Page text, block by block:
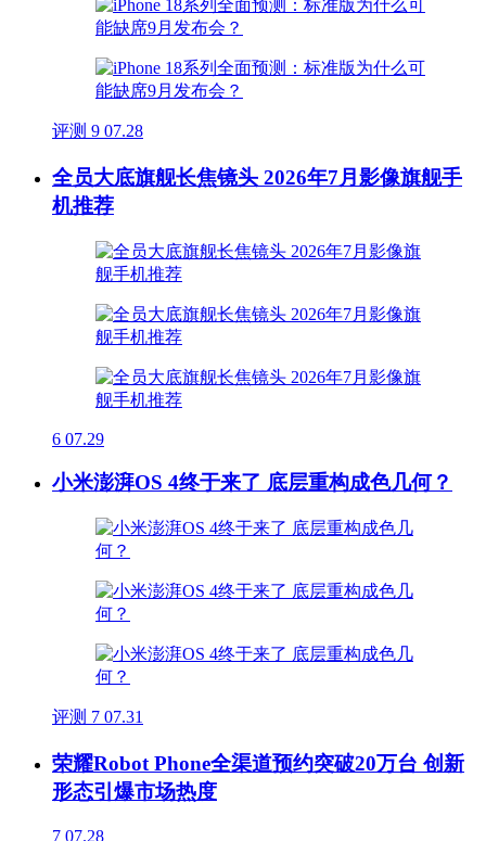
评测 9 07.28
全员大底旗舰长焦镜头 2026年7月影像旗舰手
机推荐
6 07.29
小米澎湃OS 4终于来了 底层重构成色几何？
评测 7 07.31
荣耀Robot Phone全渠道预约突破20万台 创新
形态引爆市场热度
7 07.28